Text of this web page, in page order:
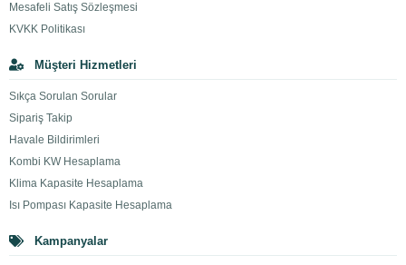
Mesafeli Satış Sözleşmesi
KVKK Politikası
Müşteri Hizmetleri
Sıkça Sorulan Sorular
Sipariş Takip
Havale Bildirimleri
Kombi KW Hesaplama
Klima Kapasite Hesaplama
Isı Pompası Kapasite Hesaplama
Kampanyalar